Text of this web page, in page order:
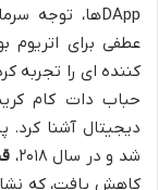
عطفی برای اتریوم
حباب دات کام
دیجیتال آشنا کرد.
شد و در سال ۲۰۱۸،
کاهش یافت، که